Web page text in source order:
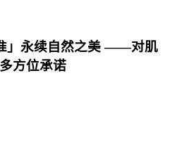
」永续自然之美 ——对肌
方位承诺